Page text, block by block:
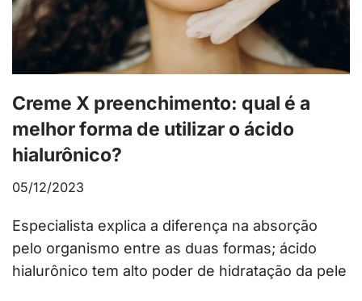
Creme X preenchimento: qual é a
melhor forma de utilizar o ácido
hialurônico?
05/12/2023
Especialista explica a diferença na absorção
pelo organismo entre as duas formas; ácido
hialurônico tem alto poder de hidratação da pele